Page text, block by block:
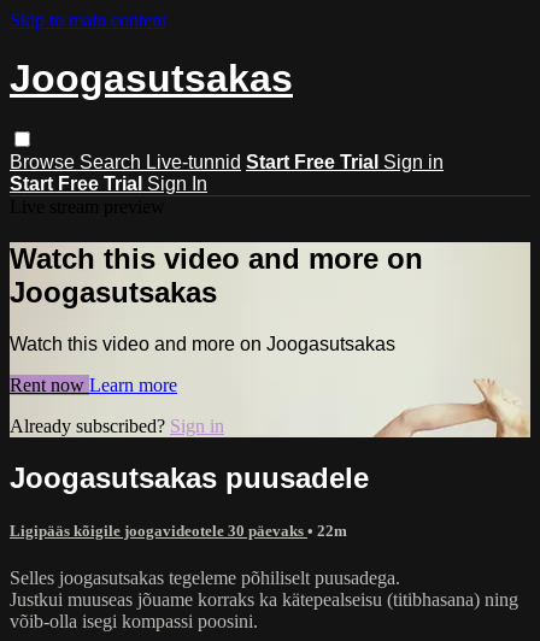
Skip to main content
Joogasutsakas
Browse Search Live-tunnid Start Free Trial Sign in
Start Free Trial Sign In
Watch this video and more on
Joogasutsakas
Watch this video and more on Joogasutsakas
Rent now Learn more
Already subscribed? Sign in
Joogasutsakas puusadele
Ligipääs kõigile joogavideotele 30 päevaks • 22m
Selles joogasutsakas tegeleme põhiliselt puusadega.
Justkui muuseas jõuame korraks ka kätepealseisu (titibhasana) ning
võib-olla isegi kompassi poosini.